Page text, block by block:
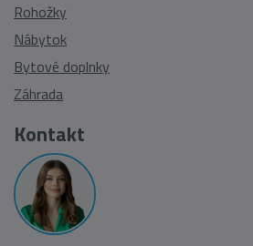
Rohožky
Nábytok
Bytové doplnky
Záhrada
Kontakt